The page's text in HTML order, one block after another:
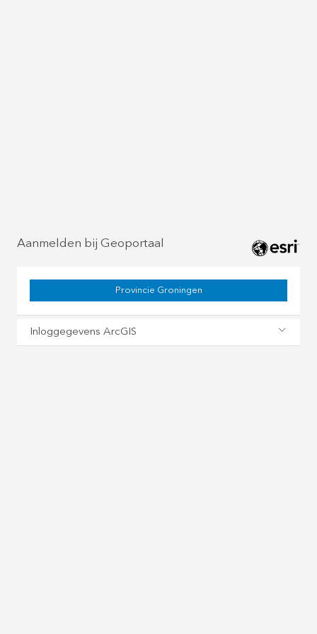
Aanmelden bij Geoportaal
Provincie Groningen
Inloggegevens ArcGIS